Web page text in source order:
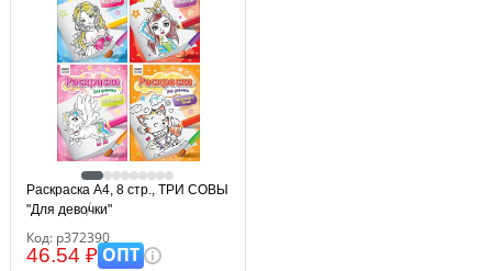
Раскраска А4, 8 стр., ТРИ СОВЫ
"Для девочки"
Код: р372390
46.54 ₽ОПТ